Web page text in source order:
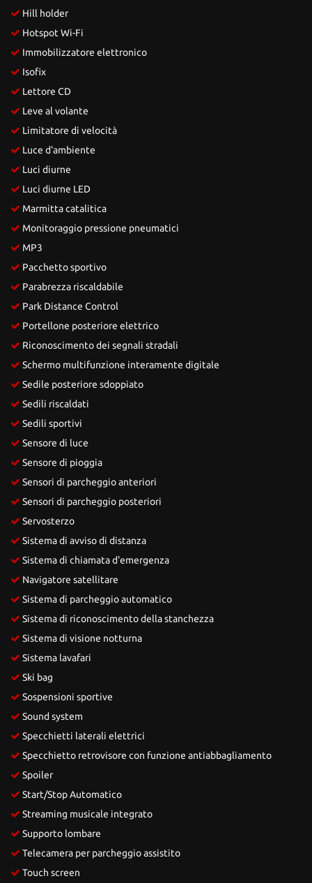
Hill holder
Hotspot Wi-Fi
Immobilizzatore elettronico
Isofix
Lettore CD
Leve al volante
Limitatore di velocità
Luce d'ambiente
Luci diurne
Luci diurne LED
Marmitta catalitica
Monitoraggio pressione pneumatici
MP3
Pacchetto sportivo
Parabrezza riscaldabile
Park Distance Control
Portellone posteriore elettrico
Riconoscimento dei segnali stradali
Schermo multifunzione interamente digitale
Sedile posteriore sdoppiato
Sedili riscaldati
Sedili sportivi
Sensore di luce
Sensore di pioggia
Sensori di parcheggio anteriori
Sensori di parcheggio posteriori
Servosterzo
Sistema di avviso di distanza
Sistema di chiamata d'emergenza
Navigatore satellitare
Sistema di parcheggio automatico
Sistema di riconoscimento della stanchezza
Sistema di visione notturna
Sistema lavafari
Ski bag
Sospensioni sportive
Sound system
Specchietti laterali elettrici
Specchietto retrovisore con funzione antiabbagliamento
Spoiler
Start/Stop Automatico
Streaming musicale integrato
Supporto lombare
Telecamera per parcheggio assistito
Touch screen